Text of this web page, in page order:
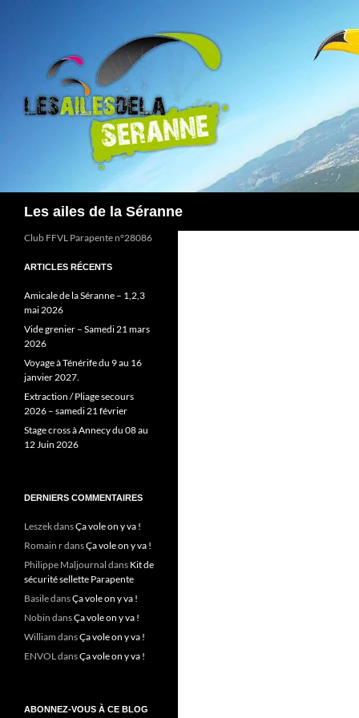
Les ailes de la Séranne
Club FFVL Parapente n°28086
ARTICLES RÉCENTS
Amicale de la Séranne – 1,2,3
mai 2026
Vide grenier – Samedi 21 mars
2026
Voyage à Ténérife du 9 au 16
janvier 2027.
Extraction / Pliage secours
2026 – samedi 21 février
Stage cross à Annecy du 08 au
12 Juin 2026
DERNIERS COMMENTAIRES
LeszekdansÇa vole on y va !
Romain rdansÇa vole on y va !
Philippe Maljournal dans Kit de
sécurité sellette Parapente
BasiledansÇa vole on y va !
Nobin dansÇa vole on y va !
William dansÇa vole on y va !
ENVOLdansÇa vole on y va !
ABONNEZ-VOUS À CE BLOG